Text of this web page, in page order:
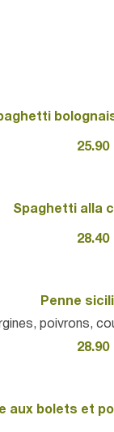
25.90
Spaghetti alla
28.40
Penne
poivrons,
28.90
aux bolets et